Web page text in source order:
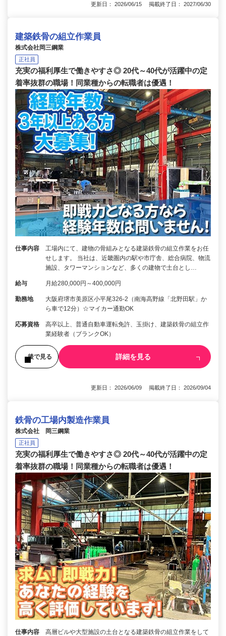
更新日： 2026/06/15 掲載終了日： 2027/06/30
建築鉄骨の組立作業員
株式会社岡三鋼業
正社員
充実の福利厚生で働きやすさ◎ 20代～40代が活躍中の定
着率抜群の職場！同業種からの転職者は優遇！
仕事内容
工場内にて、建物の骨組みとなる建築鉄骨の組立作業をお任
せします。 当社は、近畿圏内の駅や市庁舎、総合病院、物流
施設、タワーマンションなど、多くの建物で土台とし…
給与 月給280,000円～400,000円
勤務地
大阪府堺市美原区小平尾326-2（南海高野線「北野田駅」か
ら車で12分）☆マイカー通勤OK
応募資格
高卒以上、普通自動車運転免許、玉掛け、建築鉄骨の組立作
業経験者（ブランクOK）
後で見る 詳細を見る
更新日： 2026/06/09 掲載終了日： 2026/09/04
鉄骨の工場内製造作業員
株式会社 岡三鋼業
正社員
充実の福利厚生で働きやすさ◎ 20代～40代が活躍中の定
着率抜群の職場！同業種からの転職者は優遇！
仕事内容
高層ビルや大型施設の土台となる建築鉄骨の組立作業をして